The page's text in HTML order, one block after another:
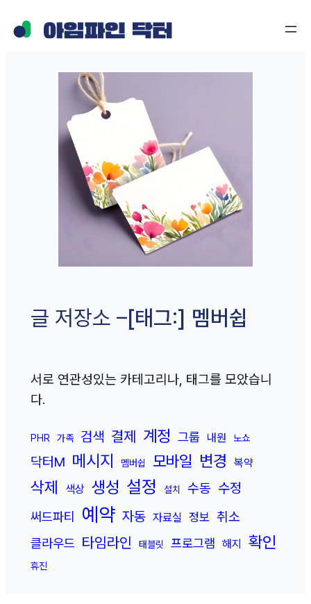
텐
글 저장소 –[태그:] 멤버쉽
서로 연관성있는 카테고리나, 태그를 모았습니
다.
PHR 가족 검색 결제 계정 그룹 내원 노쇼
닥터M 메시지 멤버쉽 모바일 변경 복약
삭제 색상 생성 설정 설치 수동 수정
써드파티 예약 자동 자료실 정보 취소
클라우드 타임라인 태블릿 프로그램 해지 확인
휴진